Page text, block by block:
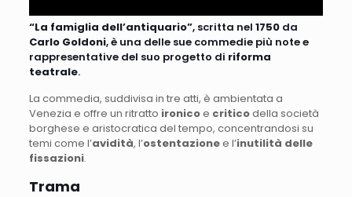
“La famiglia dell’antiquario”, scritta nel 1750da
Carlo Goldoni, è una delle sue commedie più note e
rappresentative del suo progetto di riforma
teatrale.
La commedia, suddivisa in tre atti, è ambientata a
Venezia e offre un ritratto ironicoe criticodella società
borghese e aristocratica del tempo, concentrandosi su
temi come l’avidità, l’ostentazionee l’inutilità delle
fissazioni.
Trama